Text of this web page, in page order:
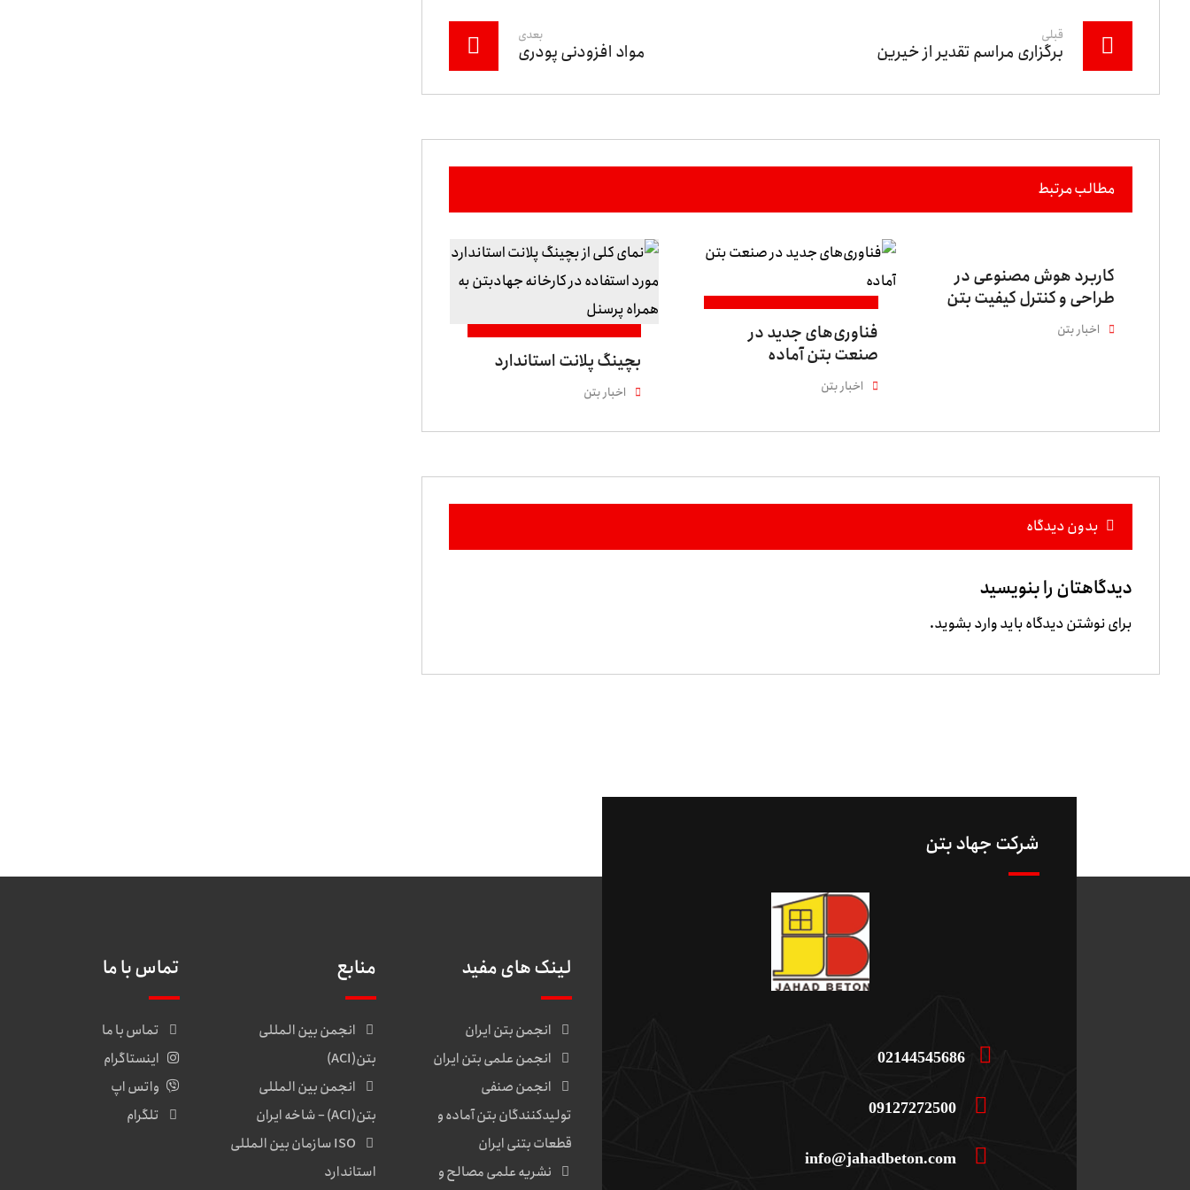
قبلی
برگزاری مراسم تقدیر از خیرین
بعدی
مواد افزودنی پودری
مطالب مرتبط
کاربرد هوش مصنوعی در
طراحی و کنترل کیفیت بتن
اخبار بتن
فناوری‌های جدید در
صنعت بتن آماده
اخبار بتن
بچینگ پلانت استاندارد
اخبار بتن
بدون دیدگاه
دیدگاهتان را بنویسید
برای نوشتن دیدگاه بایدوارد بشوید.
شرکت جهاد بتن
02144545686
09127272500
info@jahadbeton.com
لینک های مفید
انجمن بتن ایران
انجمن علمی بتن ایران
انجمن صنفی
تولیدکنندگان بتن آماده و
قطعات بتنی ایران
نشریه علمی مصالح و
منابع
انجمن بین المللی
بتن(ACI)
انجمن بین المللی
بتن(ACI) – شاخه ایران
ISO سازمان بین المللی
استاندارد
تماس با ما
تماس با ما
اینستاگرام
واتس اپ
تلگرام